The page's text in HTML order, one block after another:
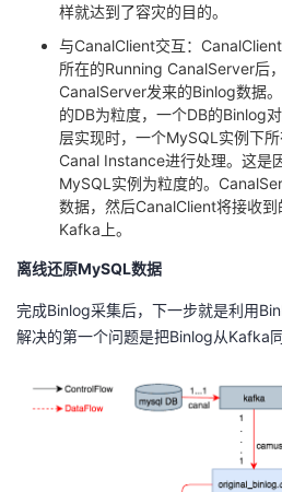
样就达到了容灾的目的。
与CanalClient交互：
所在的Running CanalServer后
CanalServer发来的Binlog数据
的DB为粒度，一个DB的Binlog
层实现时，一个MySQL实例下
Canal Instance进行处理。这是
MySQL实例为粒度的。
数据，然后CanalClient将接收
Kafka上。
离线还原MySQL数据
完成Binlog采集后，下一步就是利用
解决的第一个问题是把Binlog从Kafka